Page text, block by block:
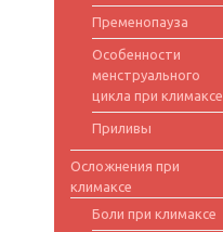
Пременопауза
Особенности
менструального
цикла при климаксе
Приливы
Осложнения при
климаксе
Боли при климаксе